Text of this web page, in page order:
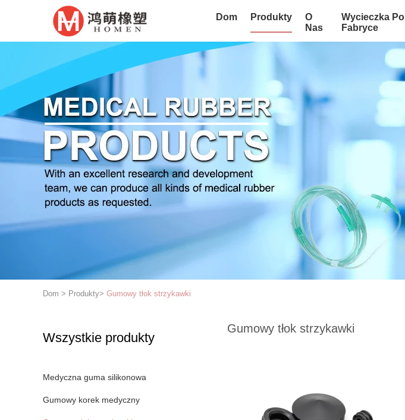
Dom Produkty
O
Nas
Wycieczka Po
Fabryce
Dom > Produkty> Gumowy tłok strzykawki
Wszystkie produkty
Medyczna guma silikonowa
Gumowy korek medyczny
Gumowy tłok strzykawki